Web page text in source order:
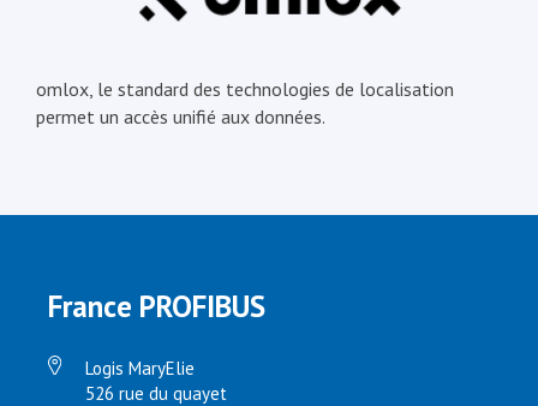
omlox, le standard des technologies de localisation
permet un accès unifié aux données.
France PROFIBUS
Logis MaryElie
526 rue du quayet